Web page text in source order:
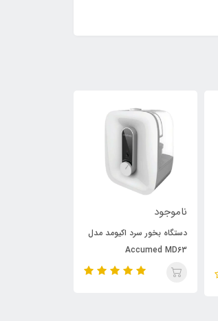
ناموجود
دستگاه بخور سرد اکیومد مدل
Accumed MD63